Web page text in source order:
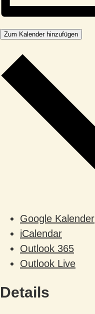
Zum Kalender hinzufügen
Google Kalender
iCalendar
Outlook 365
Outlook Live
Details